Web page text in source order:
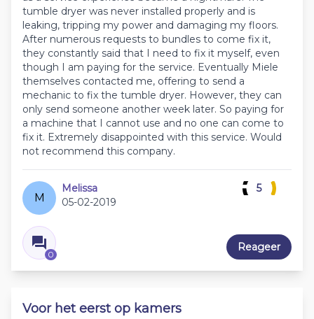
tumble dryer was never installed properly and is
leaking, tripping my power and damaging my floors.
After numerous requests to bundles to come fix it,
they constantly said that I need to fix it myself, even
though I am paying for the service. Eventually Miele
themselves contacted me, offering to send a
mechanic to fix the tumble dryer. However, they can
only send someone another week later. So paying for
a machine that I cannot use and no one can come to
fix it. Extremely disappointed with this service. Would
not recommend this company.
M
Melissa
05-02-2019
0
5
Reageer
Voor het eerst op kamers